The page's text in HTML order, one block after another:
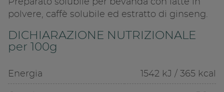
Preparato solubile per bevanda con latte in
polvere, caffè solubile ed estratto di ginseng.
DICHIARAZIONE NUTRIZIONALE
per 100g
Energia 1542 kJ / 365 kcal